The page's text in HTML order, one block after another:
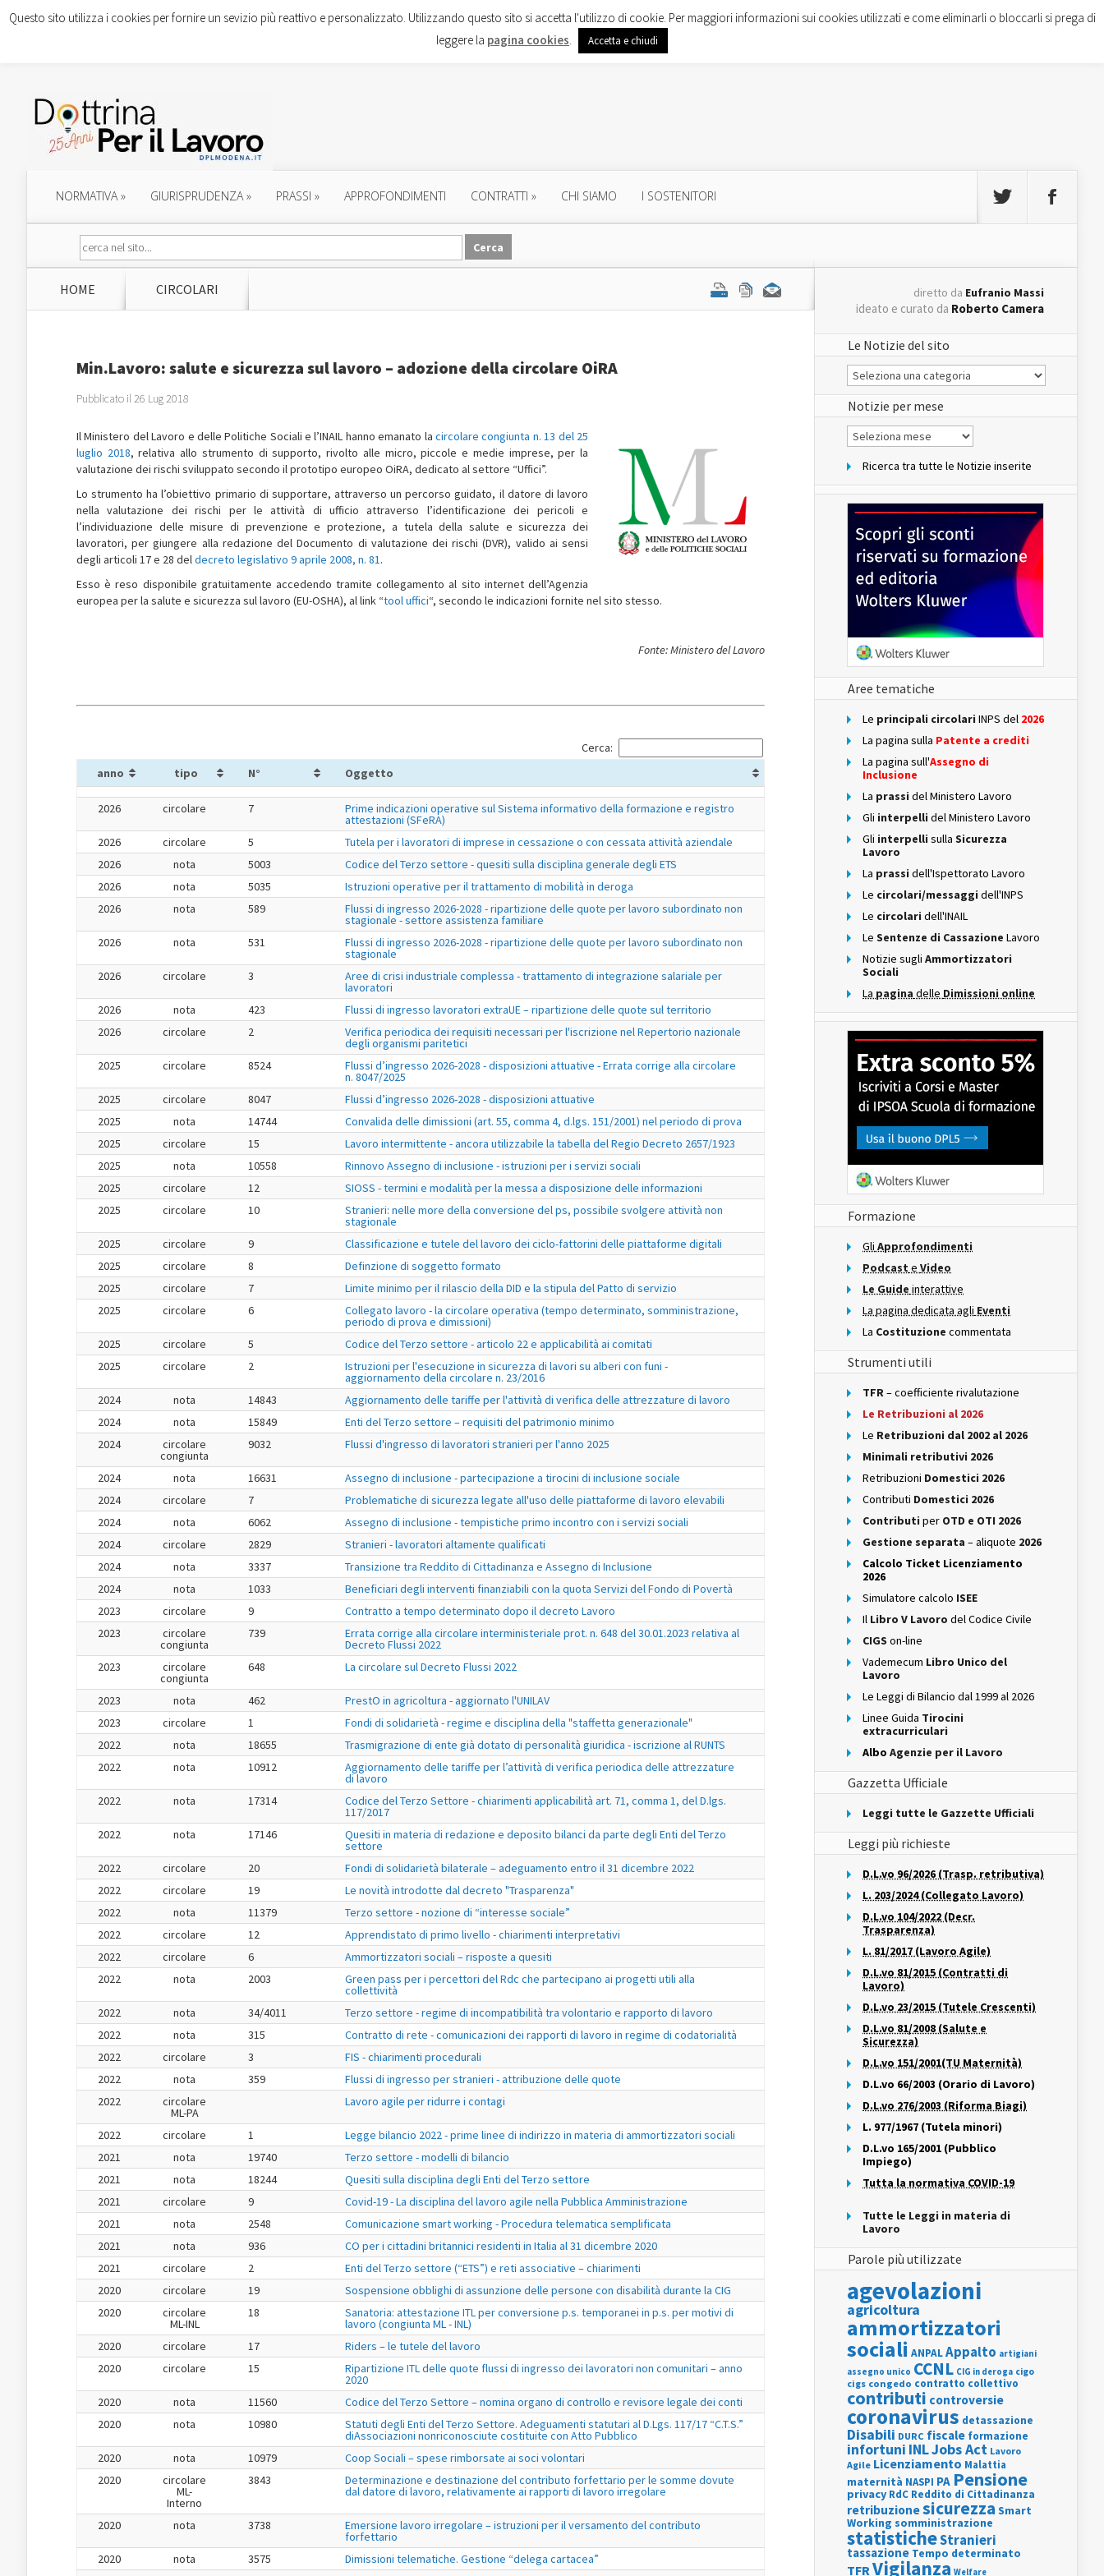
NORMATIVA» GIURISPRUDENZA» PRASSI » APPROFONDIMENTI CONTRATTI » CHI SIAMO I SOSTENITORI
HOME CIRCOLARI
Min.Lavoro: salute e sicurezza sul lavoro – adozione della circolare OiRA
Pubblicato il 26 Lug 2018
Il Ministero del Lavoro e delle Politiche Sociali e l’INAIL hanno emanato lacircolare congiunta n. 13 del 25
luglio 2018, relativa allo strumento di supporto, rivolto alle micro, piccole e medie imprese, per la
valutazione dei rischi sviluppato secondo il prototipo europeo OiRA, dedicato al settore “Uffici”.
Lo strumento ha l’obiettivo primario di supportare, attraverso un percorso guidato, il datore di lavoro
nella valutazione dei rischi per le attività di ufficio attraverso l’identificazione dei pericoli e
l’individuazione delle misure di prevenzione e protezione, a tutela della salute e sicurezza dei
lavoratori, per giungere alla redazione del Documento di valutazione dei rischi (DVR), valido ai sensi
degli articoli 17 e 28 deldecreto legislativo 9 aprile 2008, n. 81.
Esso è reso disponibile gratuitamente accedendo tramite collegamento al sito internet dell’Agenzia
europea per la salute e sicurezza sul lavoro (EU-OSHA), al link “tool uffici“, secondo le indicazioni fornite nel sito stesso.
Fonte: Ministero del Lavoro
Cerca:
anno
tipo N° Oggetto
2026 circolare 7 Prime indicazioni operative sul Sistema informativo della formazione e registro
attestazioni (SFeRA)
2026
circolare 5
Tutela per i lavoratori di imprese in cessazione o con cessata attività aziendale
2026
nota 5003
Codice del Terzo settore - quesiti sulla disciplina generale degli ETS
2026
nota 5035
Istruzioni operative per il trattamento di mobilità in deroga
2026
nota 589 Flussi di ingresso 2026-2028 - ripartizione delle quote per lavoro subordinato non
stagionale - settore assistenza familiare
2026
nota 531 Flussi di ingresso 2026-2028 - ripartizione delle quote per lavoro subordinato non
stagionale
2026
circolare 3 Aree di crisi industriale complessa - trattamento di integrazione salariale per
lavoratori
2026
nota 423
Flussi di ingresso lavoratori extraUE – ripartizione delle quote sul territorio
2026
circolare 2 Verifica periodica dei requisiti necessari per l'iscrizione nel Repertorio nazionale
degli organismi paritetici
2025
circolare 8524 Flussi d’ingresso 2026-2028 - disposizioni attuative - Errata corrige alla circolare
n. 8047/2025
2025
circolare 8047
Flussi d’ingresso 2026-2028 - disposizioni attuative
2025
nota 14744
Convalida delle dimissioni (art. 55, comma 4, d.lgs. 151/2001) nel periodo di prova
2025
circolare 15
Lavoro intermittente - ancora utilizzabile la tabella del Regio Decreto 2657/1923
2025
nota 10558
Rinnovo Assegno di inclusione - istruzioni per i servizi sociali
2025
circolare 12
SIOSS - termini e modalità per la messa a disposizione delle informazioni
2025
circolare 10 Stranieri: nelle more della conversione del ps, possibile svolgere attività non
stagionale
2025
circolare 9
Classificazione e tutele del lavoro dei ciclo-fattorini delle piattaforme digitali
2025
circolare 8
Definzione di soggetto formato
2025
circolare 7
Limite minimo per il rilascio della DID e la stipula del Patto di servizio
2025
circolare 6 Collegato lavoro - la circolare operativa (tempo determinato, somministrazione,
periodo di prova e dimissioni)
2025
circolare 5
Codice del Terzo settore - articolo 22 e applicabilità ai comitati
2025
circolare 2 Istruzioni per l'esecuzione in sicurezza di lavori su alberi con funi -
aggiornamento della circolare n. 23/2016
2024
nota 14843
Aggiornamento delle tariffe per l'attività di verifica delle attrezzature di lavoro
2024
nota 15849
Enti del Terzo settore – requisiti del patrimonio minimo
2024
circolare
congiunta
9032 Flussi d'ingresso di lavoratori stranieri per l'anno 2025
2024 nota 16631
Assegno di inclusione - partecipazione a tirocini di inclusione sociale
2024
circolare 7
Problematiche di sicurezza legate all'uso delle piattaforme di lavoro elevabili
2024
nota 6062
Assegno di inclusione - tempistiche primo incontro con i servizi sociali
2024
circolare 2829
Stranieri - lavoratori altamente qualificati
2024
nota 3337
Transizione tra Reddito di Cittadinanza e Assegno di Inclusione
2024
nota 1033
Beneficiari degli interventi finanziabili con la quota Servizi del Fondo di Povertà
2023
circolare 9
Contratto a tempo determinato dopo il decreto Lavoro
2023
circolare
congiunta
739 Errata corrige alla circolare interministeriale prot. n. 648 del 30.01.2023 relativa al
Decreto Flussi 2022
2023
circolare
congiunta
648 La circolare sul Decreto Flussi 2022
2023 nota 462
PrestO in agricoltura - aggiornato l'UNILAV
2023
circolare 1
Fondi di solidarietà - regime e disciplina della "staffetta generazionale"
2022
nota 18655
Trasmigrazione di ente già dotato di personalità giuridica - iscrizione al RUNTS
2022
nota 10912 Aggiornamento delle tariffe per l’attività di verifica periodica delle attrezzature
di lavoro
2022
nota 17314 Codice del Terzo Settore - chiarimenti applicabilità art. 71, comma 1, del D.lgs.
117/2017
2022
nota 17146 Quesiti in materia di redazione e deposito bilanci da parte degli Enti del Terzo
settore
2022
circolare 20
Fondi di solidarietà bilaterale – adeguamento entro il 31 dicembre 2022
2022
circolare 19
Le novità introdotte dal decreto "Trasparenza"
2022
nota 11379
Terzo settore - nozione di “interesse sociale”
2022
circolare 12
Apprendistato di primo livello - chiarimenti interpretativi
2022
circolare 6
Ammortizzatori sociali – risposte a quesiti
2022
nota 2003 Green pass per i percettori del Rdc che partecipano ai progetti utili alla
collettività
2022
nota 34/4011
Terzo settore - regime di incompatibilità tra volontario e rapporto di lavoro
2022
nota 315
Contratto di rete - comunicazioni dei rapporti di lavoro in regime di codatorialità
2022
circolare 3
FIS - chiarimenti procedurali
2022
nota 359
Flussi di ingresso per stranieri - attribuzione delle quote
2022
circolare
ML-PA
Lavoro agile per ridurre i contagi
2022 circolare 1
Legge bilancio 2022 - prime linee di indirizzo in materia di ammortizzatori sociali
2021
nota 19740
Terzo settore - modelli di bilancio
2021
nota 18244
Quesiti sulla disciplina degli Enti del Terzo settore
2021
circolare 9
Covid-19 - La disciplina del lavoro agile nella Pubblica Amministrazione
2021
nota 2548
Comunicazione smart working - Procedura telematica semplificata
2021
nota 936
CO per i cittadini britannici residenti in Italia al 31 dicembre 2020
2021
circolare 2
Enti del Terzo settore (“ETS”) e reti associative – chiarimenti
2020
circolare 19
Sospensione obblighi di assunzione delle persone con disabilità durante la CIG
2020
circolare
ML-INL
18 Sanatoria: attestazione ITL per conversione p.s. temporanei in p.s. per motivi di
lavoro (congiunta ML - INL)
2020
circolare 17
Riders – le tutele del lavoro
2020
circolare 15 Ripartizione ITL delle quote flussi di ingresso dei lavoratori non comunitari – anno
2020
2020
nota 11560
Codice del Terzo Settore – nomina organo di controllo e revisore legale dei conti
2020
nota 10980 Statuti degli Enti del Terzo Settore. Adeguamenti statutari al D.Lgs. 117/17 “C.T.S.”
diAssociazioni nonriconosciute costituite con Atto Pubblico
2020
nota 10979
Coop Sociali – spese rimborsate ai soci volontari
2020
circolare
ML-
Interno
3843 Determinazione e destinazione del contributo forfettario per le somme dovute
dal datore di lavoro, relativamente ai rapporti di lavoro irregolare
2020 nota 3738 Emersione lavoro irregolare – istruzioni per il versamento del contributo
forfettario
2020
nota 3575
Dimissioni telematiche. Gestione “delega cartacea”
diretto da Eufranio Massi
ideato e curato da Roberto Camera
Le Notizie del sito
Le
Notizie
del
sito
Notizie per mese
Notizie
per
Ricerca tra tutte le Notizie inserite
Aree tematiche
Le principali circolari INPS del 2026
La pagina sulla Patente a crediti
La pagina sull'Assegno di
Inclusione
La prassi del Ministero Lavoro
Gli interpelli del Ministero Lavoro
Gli interpelli sulla Sicurezza
Lavoro
La prassi dell'Ispettorato Lavoro
Le circolari/messaggi dell'INPS
Le circolari dell'INAIL
Le Sentenze di Cassazione Lavoro
Notizie sugli Ammortizzatori
Sociali
La pagina delle Dimissioni online
Formazione
Gli Approfondimenti
Podcast e Video
Le Guide interattive
La pagina dedicata agli Eventi
La Costituzione commentata
Strumenti utili
TFR– coefficiente rivalutazione
Le Retribuzioni al 2026
Le Retribuzioni dal 2002 al 2026
Minimali retributivi 2026
Retribuzioni Domestici 2026
Contributi Domestici 2026
Contributi per OTD e OTI 2026
Gestione separata – aliquote 2026
Calcolo Ticket Licenziamento
2026
Simulatore calcolo ISEE
Il Libro V Lavoro del Codice Civile
CIGS on-line
Vademecum Libro Unico del
Lavoro
Le Leggi di Bilancio dal 1999 al 2026
Linee Guida Tirocini
extracurriculari
Albo Agenzie per il Lavoro
Gazzetta Ufficiale
Leggi tutte le Gazzette Ufficiali
Leggi più richieste
D.L.vo 96/2026 (Trasp. retributiva)
L. 203/2024 (Collegato Lavoro)
D.L.vo 104/2022 (Decr.
Trasparenza)
L. 81/2017 (Lavoro Agile)
D.L.vo 81/2015 (Contratti di
Lavoro)
D.L.vo 23/2015 (Tutele Crescenti)
D.L.vo 81/2008 (Salute e
Sicurezza)
D.L.vo 151/2001(TU Maternità)
D.L.vo 66/2003 (Orario di Lavoro)
D.L.vo 276/2003 (Riforma Biagi)
L. 977/1967 (Tutela minori)
D.L.vo 165/2001 (Pubblico
Impiego)
Tutta la normativa COVID-19
Tutte le Leggi in materia di
Lavoro
Parole più utilizzate
agevolazioni
agricoltura
ammortizzatori
sociali ANPALAppalto artigiani
assegno unico CCNL CIG in deroga cigo
cigs congedo contratto collettivo
contributi controversie
coronavirus detassazione
Disabili DURC fiscale formazione
infortuni INLJobs Act Lavoro
Agile Licenziamento Malattia
maternità NASPI PA Pensione
privacy RdC Reddito di Cittadinanza
retribuzionesicurezza Smart
Working somministrazione
statisticheStranieri
tassazione Tempo determinato
TFRVigilanza Welfare
Questo sito utilizza i cookies per fornire un sevizio più reattivo e personalizzato. Utilizzando questo sito si accetta l'utilizzo di cookie. Per maggiori informazioni sui cookies utilizzati e come eliminarli o bloccarli si prega di
leggere la pagina cookies. Accetta e chiudi